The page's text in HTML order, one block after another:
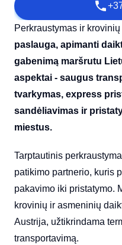
Perkraustymas ir
paslauga, apimanti
gabenimą maršrutu
aspektai - saugus
tvarkymas, express
sandėliavimas ir
miestus.
Tarptautinis
patikimo partnerio, kuris
pakavimo iki pristatymo.
krovinių ir asmeninių
Austrija, užtikrindama
transportavimą.